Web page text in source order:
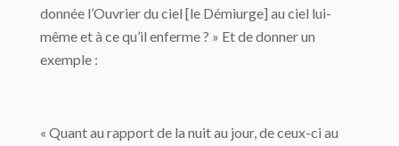
donnée l’Ouvrier du ciel [le Démiurge] au ciel lui-
même et à ce qu’il enferme ? » Et de donner un
exemple :
« Quant au rapport de la nuit au jour, de ceux-ci au